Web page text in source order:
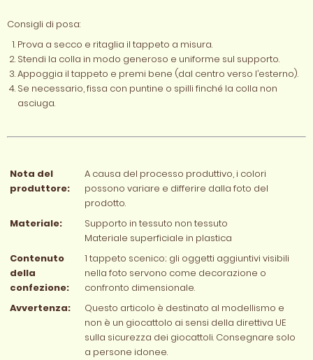
Consigli di posa:
Prova a secco e ritaglia il tappeto a misura.
Stendi la colla in modo generoso e uniforme sul supporto.
Appoggia il tappeto e premi bene (dal centro verso l’esterno).
Se necessario, fissa con puntine o spilli finché la colla non
asciuga.
Nota del
produttore:
A causa del processo produttivo, i colori
possono variare e differire dalla foto del
prodotto.
Materiale:
Supporto in tessuto non tessuto
Materiale superficiale in plastica
Contenuto
della
confezione:
1 tappeto scenico; gli oggetti aggiuntivi visibili
nella foto servono come decorazione o
confronto dimensionale.
Avvertenza:
Questo articolo è destinato al modellismo e
non è un giocattolo ai sensi della direttiva UE
sulla sicurezza dei giocattoli. Consegnare solo
a persone idonee.